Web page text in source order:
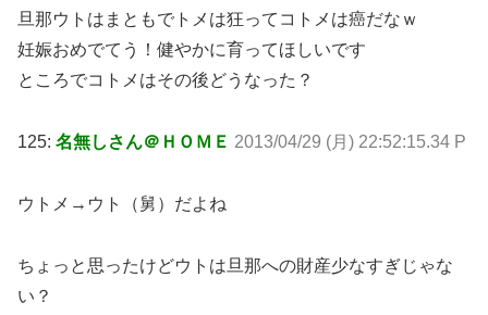
旦那ウトはまともでトメは狂ってコトメは癌だなｗ
妊娠おめでてう！健やかに育ってほしいです
ところでコトメはその後どうなった？
125: 名無しさん＠ＨＯＭＥ 2013/04/29 (月) 22:52:15.34 P
ウトメ→ウト（舅）だよね
ちょっと思ったけどウトは旦那への財産少なすぎじゃな
い？